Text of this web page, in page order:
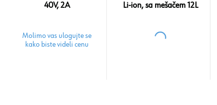
40V, 2A
Molimo vas ulogujte se
kako biste videli cenu
Li-ion, sa mešačem 12L